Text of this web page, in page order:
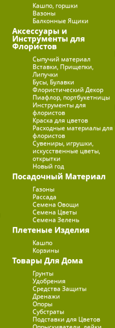
Кашпо, горшки
Вазоны
Балконные Ящики
Аксессуары и
Инструменты для
Флористов
Сыпучий материал
Вставки, Прищепки,
Липучки
Бусы, Булавки
Флористический Декор
Пиафлор, портбукетницы
Инструменты для
флористов
Краска для цветов
Расходные материалы для
флористов
Сувениры, игрушки,
искусственные цветы,
открытки
Новый год
Посадочный Материал
Газоны
Рассада
Семена Овощи
Семена Цветы
Семена Зелень
Плетеные Изделия
Кашпо
Корзины
Товары Для Дома
Грунты
Удобрения
Средства Защиты
Дренажи
Опоры
Субстраты
Подставки для Цветов